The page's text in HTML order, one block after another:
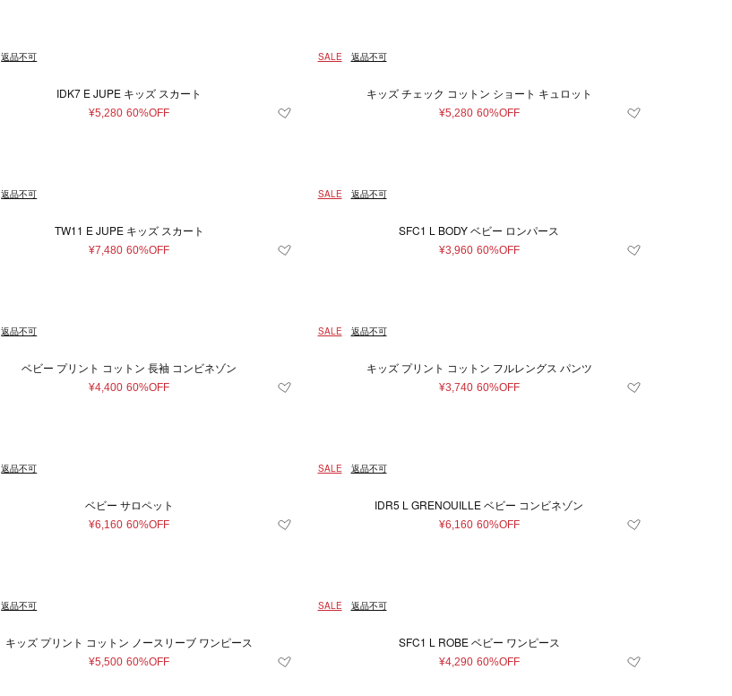
返品不可
IDK7 E JUPE キッズ スカート
¥5,280 60%OFF
SALE 返品不可
キッズ チェック コットン ショート キュロット
¥5,280 60%OFF
返品不可
TW11 E JUPE キッズ スカート
¥7,480 60%OFF
SALE 返品不可
SFC1 L BODY ベビー ロンパース
¥3,960 60%OFF
返品不可
ベビー プリント コットン 長袖 コンビネゾン
¥4,400 60%OFF
SALE 返品不可
キッズ プリント コットン フルレングス パンツ
¥3,740 60%OFF
返品不可
ベビー サロペット
¥6,160 60%OFF
SALE 返品不可
IDR5 L GRENOUILLE ベビー コンビネゾン
¥6,160 60%OFF
返品不可
キッズ プリント コットン ノースリーブ ワンピース
¥5,500 60%OFF
SALE 返品不可
SFC1 L ROBE ベビー ワンピース
¥4,290 60%OFF